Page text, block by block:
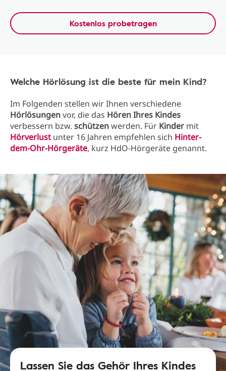
Kostenlos probetragen
Welche Hörlösung ist die beste für mein Kind?
Im Folgenden stellen wir Ihnen verschiedene
Hörlösungenvor, die das Hören Ihres Kindes
verbessern bzw. schützenwerden. Für Kinder mit
Hörverlust unter 16 Jahren empfehlen sich Hinter-
dem-Ohr-Hörgeräte, kurz HdO-Hörgeräte genannt.
Lassen Sie das Gehör Ihres Kindes